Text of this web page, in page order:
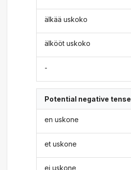
älkää uskoko
älkööt uskoko
-
Potential negative tense
en uskone
et uskone
ei uskone